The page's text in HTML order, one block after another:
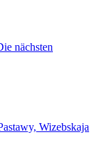
Wizebskaja